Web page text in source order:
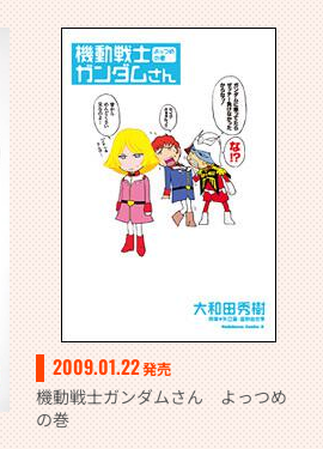
2009.01.22発売
機動戦士ガンダムさん よっつめ
の巻